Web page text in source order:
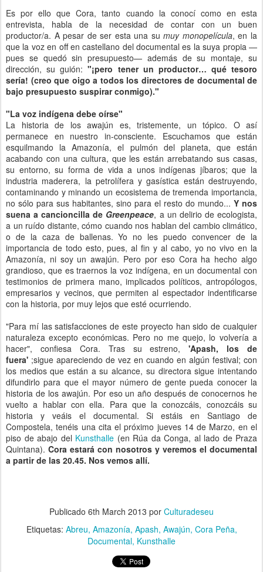
Es por ello que Cora, tanto cuando la conocí como en esta
entrevista, habla de la necesidad de contar con un buen
productor/a. A pesar de ser esta una sumuy monopelícula, en la
que la voz en off en castellano del documental es la suya propia —
pues se quedó sin presupuesto— además de su montaje, su
dirección, su guión:"¡pero tener un productor… qué tesoro
sería! (creo que oigo a todos los directores de documental de
bajo presupuesto suspirar conmigo)."
"La voz indígena debe oírse"
La historia de los awajún es, tristemente, un tópico. O así
permanece en nuestro in-consciente. Escuchamos que están
esquilmando la Amazonía, el pulmón del planeta, que están
acabando con una cultura, que les están arrebatando sus casas,
su entorno, su forma de vida a unos indígenas jíbaros; que la
industria maderera, la petrolífera y gasística están destruyendo,
contaminando y minando un ecosistema de tremenda importancia,
no sólo para sus habitantes, sino para el resto do mundo... Y nos
suena a cancioncilla de Greenpeace, a un delirio de ecologista,
a un ruído distante, cómo cuando nos hablan del cambio climático,
o de la caza de ballenas. Yo no les puedo convencer de la
importancia de todo esto, pues, al fin y al cabo, yo no vivo en la
Amazonía, ni soy un awajún. Pero por eso Cora ha hecho algo
grandioso, que es traernos la voz indígena, en un documental con
testimonios de primera mano, implicados políticos, antropólogos,
empresarios y vecinos, que permiten al espectador indentificarse
con la historia, por muy lejos que esté ocurriendo.
"Para mí las satisfacciones de este proyecto han sido de cualquier
naturaleza excepto económicas. Pero no me quejo, lo volvería a
hacer", confiesa Cora. Tras su estreno,'Apash, los de
fuera' ;sigue apareciendo de vez en cuando en algún festival; con
los medios que están a su alcance, su directora sigue intentando
difundirlo para que el mayor número de gente pueda conocer la
historia de los awajún. Por eso un año después de conocernos he
vuelto a hablar con ella. Para que la conozcáis, conozcáis su
historia y veáis el documental. Si estáis en Santiago de
Compostela, tenéis una cita el próximo jueves 14 de Marzo, en el
piso de abajo del Kunsthalle (en Rúa da Conga, al lado de Praza
Quintana). Cora estará con nosotros y veremos el documental
a partir de las 20.45. Nos vemos allí.
Publicado 6th March 2013 por Culturadeseu
Etiquetas: Abreu Amazonía Apash Awajún Cora Peña
Documental Kunsthalle